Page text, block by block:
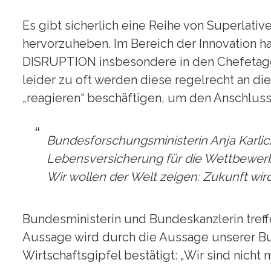
Es gibt sicherlich eine Reihe von
hervorzuheben. Im Bereich der Innovation
DISRUPTION insbesondere in den
leider zu oft werden diese regelrecht an
„reagieren“ beschäftigen, um den
Bundesforschungsministerin Anja
Lebensversicherung für die
Wir wollen der Welt zeigen: Zukunft
Bundesministerin und Bundeskanzlerin
Aussage wird durch die Aussage unserer
Wirtschaftsgipfel bestätigt: „Wir sind nicht